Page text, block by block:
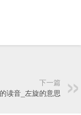
下一篇
读音_左旋的意思